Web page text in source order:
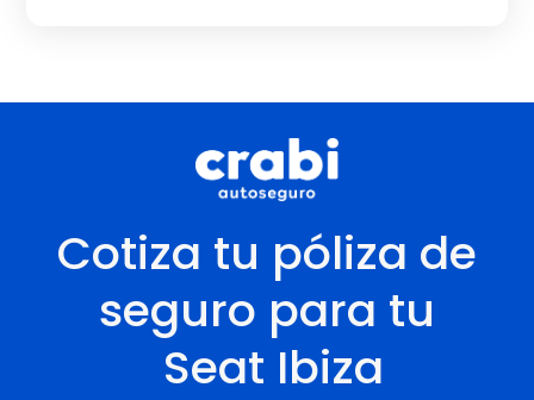
Cotiza tu póliza de
seguro para tu
Seat Ibiza